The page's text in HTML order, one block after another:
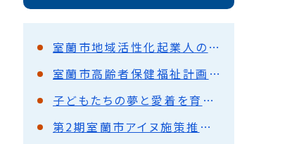
室蘭市地域活性化起業人のご紹介
室蘭市高齢者保健福祉計画・介護保険事業計画策定協議会
子どもたちの夢と愛着を育む-むろらんキャリア教育推進事業-
第2期室蘭市アイヌ施策推進地域計画